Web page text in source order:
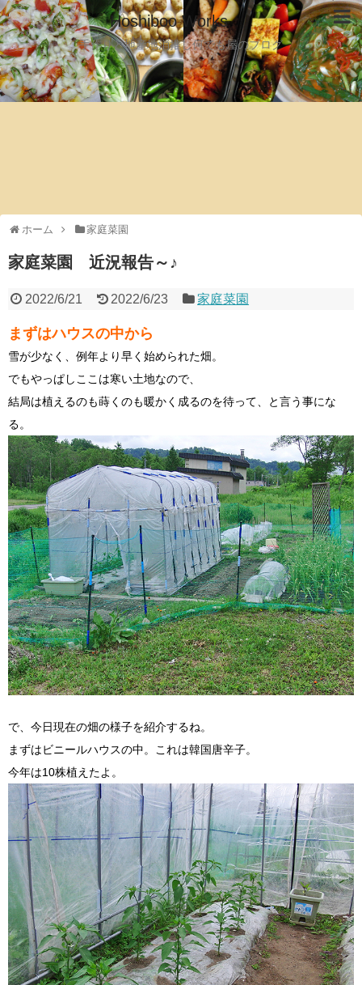
Hoshiboo Works
手作りと地産地消推し何でも屋のブログ
ホーム 家庭菜園
家庭菜園 近況報告～♪
2022/6/21 2022/6/23 家庭菜園
まずはハウスの中から
雪が少なく、例年より早く始められた畑。
でもやっぱしここは寒い土地なので、
結局は植えるのも蒔くのも暖かく成るのを待って、と言う事にな
る。
で、今日現在の畑の様子を紹介するね。
まずはビニールハウスの中。これは韓国唐辛子。
今年は10株植えたよ。